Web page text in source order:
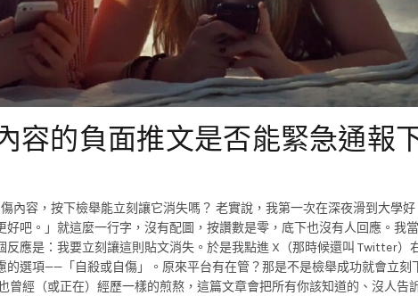
容的負面推文是否能緊急通報
容，按下檢舉能立刻讓它消失嗎？ 老實說，我第一次在深夜滑到大學好
吧。」就這麼一行字，沒有配圖，按讚數是零，底下也沒有人回應。我當
應是：我要立刻讓這則貼文消失。於是我點進 X（那時候還叫 Twitter）
的選項——「自殺或自傷」。原來平台有在管？那是不是檢舉成功就會立刻
經（或正在）經歷一樣的煎熬，這篇文章會把所有你該知道的、沒人告